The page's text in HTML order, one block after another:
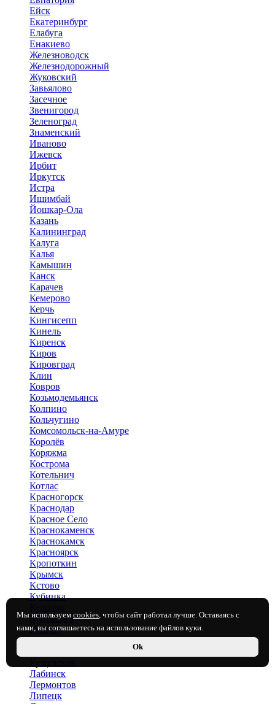
Мы используем cookies, чтобы сайт работал лучше. Оставаясь с
нами, вы соглашаетесь на использование файлов куки.
Ok
Ейск
Екатеринбург
Елабуга
Енакиево
Железноводск
Железнодорожный
Жуковский
Завьялово
Засечное
Звенигород
Зеленоград
Знаменский
Иваново
Ижевск
Ирбит
Иркутск
Истра
Ишимбай
Йошкар-Ола
Казань
Калининград
Калуга
Калья
Камышин
Канск
Карачев
Кемерово
Керчь
Кингисепп
Кинель
Киренск
Киров
Кировград
Клин
Ковров
Козьмодемьянск
Колпино
Кольчугино
Комсомольск-на-Амуре
Королёв
Коряжма
Кострома
Котельнич
Котлас
Красногорск
Краснодар
Красное Село
Краснокаменск
Краснокамск
Красноярск
Кропоткин
Крымск
Кстово
Кубинка
Куйбышев
Курган
Курганинск
Лабинск
Лермонтов
Липецк